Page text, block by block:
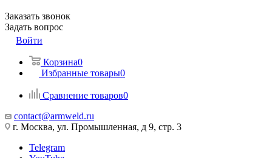
Заказать звонок
Задать вопрос
Войти
Корзина0
Избранные товары0
Сравнение товаров0
contact@armweld.ru
г. Москва, ул. Промышленная, д 9, стр. 3
Telegram